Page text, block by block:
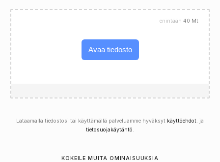
Avaa tiedosto
enintään 40 Mt
Lataamalla tiedostosi tai käyttämällä palveluamme hyväksyt käyttöehdot. ja
tietosuojakäytäntö.
KOKEILE MUITA OMINAISUUKSIA